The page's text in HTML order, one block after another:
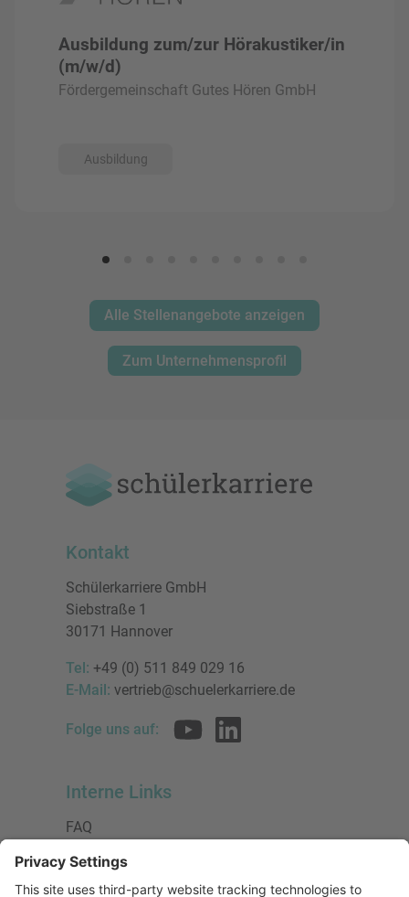
Ausbildung zum/zur Hörakustiker/in
(m/w/d)
Fördergemeinschaft Gutes Hören GmbH
Ausbildung
Alle Stellenangebote anzeigen
Zum Unternehmensprofil
Kontakt
Schülerkarriere GmbH
Siebstraße 1
30171 Hannover
Tel: +49 (0) 511 849 029 16
E-Mail: vertrieb@schuelerkarriere.de
Folge uns auf:
Interne Links
FAQ
Datenschutzerklärung
Impressum